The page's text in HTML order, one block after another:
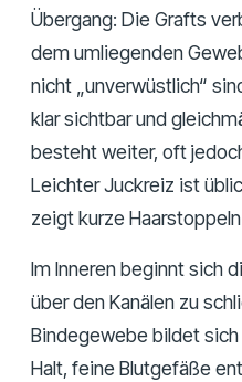
Übergang: Die Grafts
dem umliegenden
nicht „unverwüstlich“
klar sichtbar und
besteht weiter, oft
Leichter Juckreiz ist
zeigt kurze
Im Inneren beginnt sich
über den Kanälen zu
Bindegewebe bildet
Halt, feine Blutgefäße